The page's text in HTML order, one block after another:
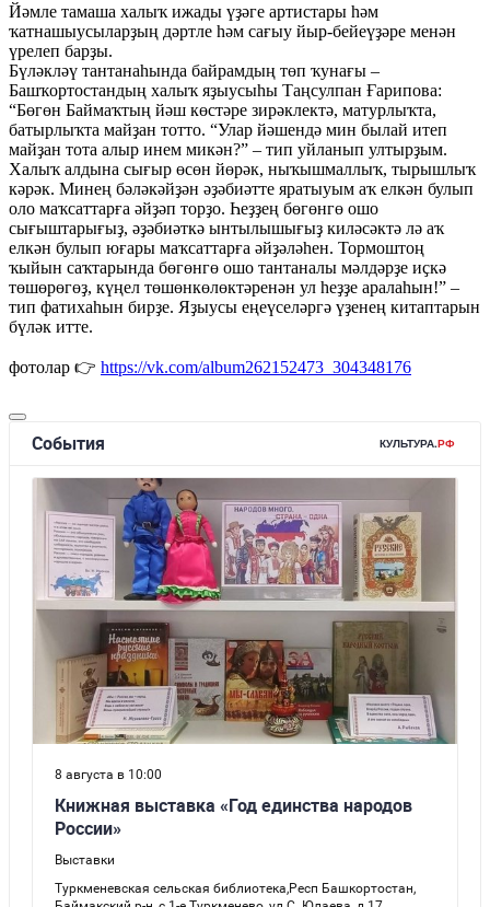
Йәмле тамаша халыҡ ижады үҙәге артистары һәм
ҡатнашыусыларҙың дәртле һәм сағыу йыр-бейеүҙәре менән
үрелеп барҙы.
Бүләкләү тантанаһында байрамдың төп ҡунағы –
Башҡортостандың халыҡ яҙыусыһы Таңсулпан Ғарипова:
“Бөгөн Баймаҡтың йәш көстәре зирәклектә, матурлыҡта,
батырлыҡта майҙан тотто. “Улар йәшендә мин былай итеп
майҙан тота алыр инем микән?” – тип уйланып ултырҙым.
Халыҡ алдына сығыр өсөн йөрәк, ныҡышмаллыҡ, тырышлыҡ
кәрәк. Минең бәләкәйҙән әҙәбиәтте яратыуым аҡ елкән булып
оло маҡсаттарға әйҙәп торҙо. Һеҙҙең бөгөнгө ошо
сығыштарығыҙ, әҙәбиәткә ынтылышығыҙ киләсәктә лә аҡ
елкән булып юғары маҡсаттарға әйҙәләһен. Тормоштоң
ҡыйын саҡтарында бөгөнгө ошо тантаналы мәлдәрҙе иҫкә
төшөрөгөҙ, күңел төшөнкөлөктәренән ул һеҙҙе аралаһын!” –
тип фатихаһын бирҙе. Яҙыусы еңеүселәргә үҙенең китаптарын
бүләк итте.
фотолар 👉 https://vk.com/album262152473_304348176